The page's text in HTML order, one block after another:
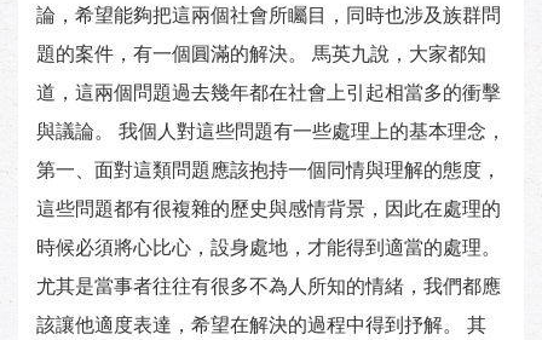
論，希望能夠把這兩個社會所矚目，同時也涉及族群問
題的案件，有一個圓滿的解決。 馬英九說，大家都知
道，這兩個問題過去幾年都在社會上引起相當多的衝擊
與議論。 我個人對這些問題有一些處理上的基本理念，
第一、面對這類問題應該抱持一個同情與理解的態度，
這些問題都有很複雜的歷史與感情背景，因此在處理的
時候必須將心比心，設身處地，才能得到適當的處理。
尤其是當事者往往有很多不為人所知的情緒，我們都應
該讓他適度表達，希望在解決的過程中得到抒解。 其